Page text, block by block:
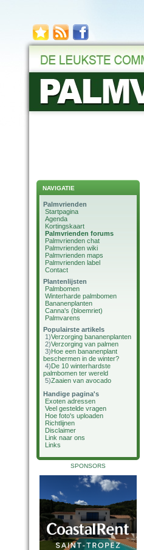
NAVIGATIE
Palmvrienden
Startpagina
Agenda
Kortingskaart
Palmvrienden forums
Palmvrienden chat
Palmvrienden wiki
Palmvrienden maps
Palmvrienden label
Contact
Plantenlijsten
Palmbomen
Winterharde palmbomen
Bananenplanten
Canna's (bloemriet)
Palmvarens
Populairste artikels
1)Verzorging bananenplanten
2)Verzorging van palmen
3)Hoe een bananenplant
beschermen in de winter?
4)De 10 winterhardste
palmbomen ter wereld
5)Zaaien van avocado
Handige pagina's
Exoten adressen
Veel gestelde vragen
Hoe foto's uploaden
Richtlijnen
Disclaimer
Link naar ons
Links
SPONSORS